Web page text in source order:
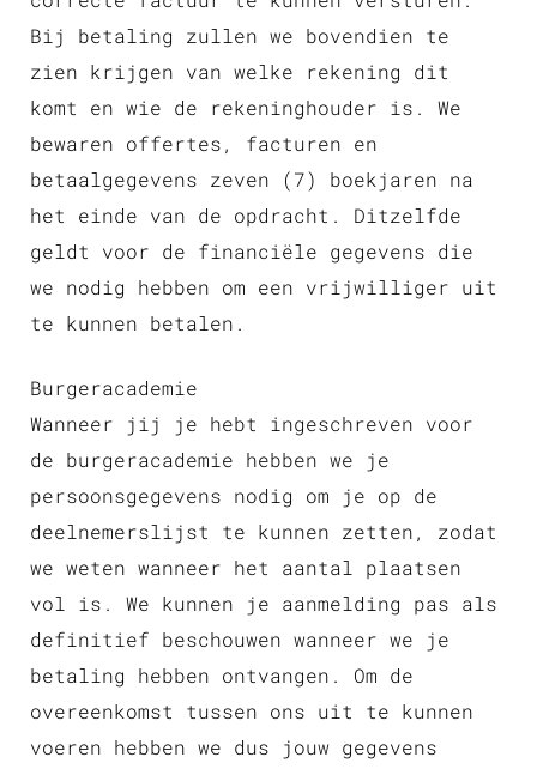
Bij betaling zullen we bovendien te
zien krijgen van welke rekening dit
komt en wie de rekeninghouder is. We
bewaren offertes, facturen en
betaalgegevens zeven (7) boekjaren na
het einde van de opdracht. Ditzelfde
geldt voor de financiële gegevens die
we nodig hebben om een vrijwilliger uit
te kunnen betalen.
Burgeracademie
Wanneer jij je hebt ingeschreven voor
de burgeracademie hebben we je
persoonsgegevens nodig om je op de
deelnemerslijst te kunnen zetten, zodat
we weten wanneer het aantal plaatsen
vol is. We kunnen je aanmelding pas als
definitief beschouwen wanneer we je
betaling hebben ontvangen. Om de
overeenkomst tussen ons uit te kunnen
voeren hebben we dus jouw gegevens